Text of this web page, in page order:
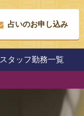
占いのお申し込み
スタッフ勤務一覧